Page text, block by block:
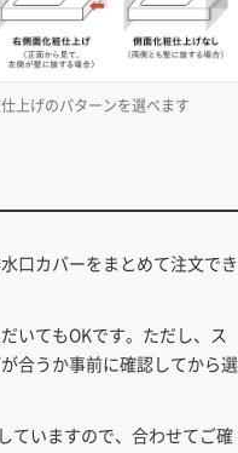
上げのパターンを選べます
口カバーをまとめて注文でき
いてもOKです。ただし、ス
合うか事前に確認してから選
ていますので、合わせてご確